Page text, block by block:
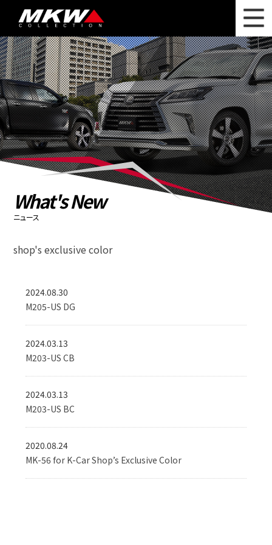
WHAT'S NEW ニュース
WHEEL LINEUP ホイールラインナップ
OTHER PRODUCT 関連製品
PHOTO GALLERY フォトギャラリー
カタログ請求
PRIVACY POLICY 個人情報保護方針
What's New
ニュース
shop's exclusive color
2024.08.30
M205-US DG
2024.03.13
M203-US CB
2024.03.13
M203-US BC
2020.08.24
MK-56 for K-Car Shop’s Exclusive Color